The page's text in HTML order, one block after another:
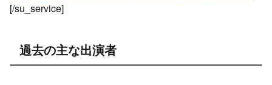
[/su_service]
過去の主な出演者